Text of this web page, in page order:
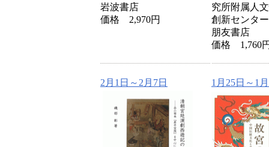
岩波書店
価格 2,970円
究所附属人
創新センタ
朋友書店
価格 1,760
2月1日～2月7日 1月25日～1